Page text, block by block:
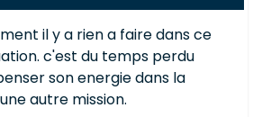
il y a rien a faire dans ce
c'est du temps perdu
son energie dans la
autre mission.